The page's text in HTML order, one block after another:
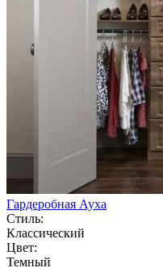
Гардеробная Ауха
Стиль:
Классический
Цвет:
Темный